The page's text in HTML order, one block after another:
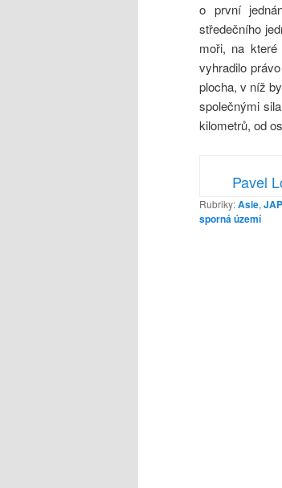
o první
středečního
moři, na
vyhradilo
plocha, v níž
společnými
kilometrů, od
Pavel
Rubriky:Asie, JAP
sporná území